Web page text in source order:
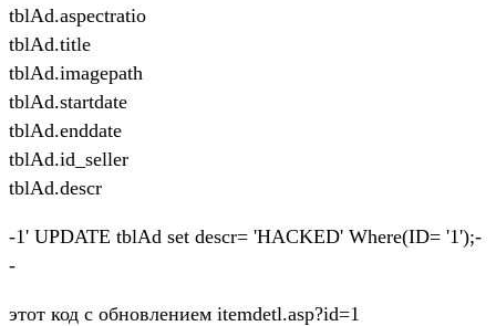
tblAd.aspectratio
tblAd.title
tblAd.imagepath
tblAd.startdate
tblAd.enddate
tblAd.id_seller
tblAd.descr
-1' UPDATE tblAd set descr= 'HACKED' Where(ID= '1');-
-
этот код с обновлением itemdetl.asp?id=1